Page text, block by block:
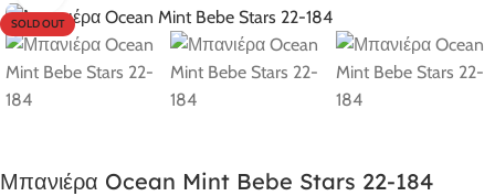
SOLD OUT
Μπανιέρα Ocean Mint Bebe Stars 22-184